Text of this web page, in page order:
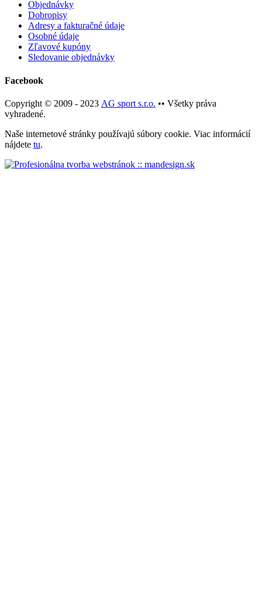
Objednávky
Dobropisy
Adresy a fakturačné údaje
Osobné údaje
Zľavové kupóny
Sledovanie objednávky
Facebook
Copyright © 2009 - 2023 AG sport s.r.o. •• Všetky práva
vyhradené.
Naše internetové stránky používajú súbory cookie. Viac informácií
nájdete tu.